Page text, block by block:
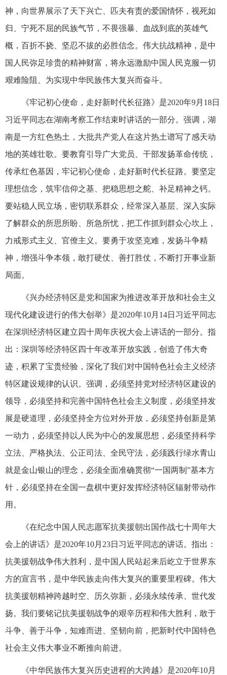
神，向世界展示了天下兴亡、匹夫有责的爱国情怀，视死如
归、宁死不屈的民族气节，不畏强暴、血战到底的英雄气
概，百折不挠、坚忍不拔的必胜信念。伟大抗战精神，是中
国人民弥足珍贵的精神财富，将永远激励中国人民克服一切
艰难险阻、为实现中华民族伟大复兴而奋斗。
《牢记初心使命，走好新时代长征路》是2020年9月18日
习近平同志在湖南考察工作结束时讲话的一部分。强调，湖
南是一方红色热土，大批共产党人在这片热土谱写了感天动
地的英雄壮歌。要教育引导广大党员、干部发扬革命传统，
传承红色基因，牢记初心使命，走好新时代长征路。要坚定
理想信念，筑牢信仰之基、把稳思想之舵、补足精神之钙。
要站稳人民立场，密切联系群众，经常深入基层、深入实际
了解群众的所思所盼、所急所忧，把工作抓到群众心坎上，
力戒形式主义、官僚主义。要勇于攻坚克难，发扬斗争精
神，增强斗争本领，敢打硬仗、善打胜仗，不断打开事业新
局面。
《兴办经济特区是党和国家为推进改革开放和社会主义
现代化建设进行的伟大创举》是2020年10月14日习近平同志
在深圳经济特区建立四十周年庆祝大会上讲话的一部分。指
出：深圳等经济特区四十年改革开放实践，创造了伟大奇
迹，积累了宝贵经验，深化了我们对中国特色社会主义经济
特区建设规律的认识。强调，必须坚持党对经济特区建设的
领导，必须坚持和完善中国特色社会主义制度，必须坚持发
展是硬道理，必须坚持全方位对外开放，必须坚持创新是第
一动力，必须坚持以人民为中心的发展思想，必须坚持科学
立法、严格执法、公正司法、全民守法，必须践行绿水青山
就是金山银山的理念，必须全面准确贯彻“一国两制”基本方
针，必须坚持在全国一盘棋中更好发挥经济特区辐射带动作
用。
《在纪念中国人民志愿军抗美援朝出国作战七十周年大
会上的讲话》是2020年10月23日习近平同志的讲话。指出：
抗美援朝战争伟大胜利，是中国人民站起来后屹立于世界东
方的宣言书，是中华民族走向伟大复兴的重要里程碑。伟大
抗美援朝精神跨越时空、历久弥新，必须永续传承、世代发
扬。我们要铭记抗美援朝战争的艰辛历程和伟大胜利，敢于
斗争、善于斗争，知难而进、坚韧向前，把新时代中国特色
社会主义伟大事业不断推向前进。
《中华民族伟大复兴历史进程的大跨越》是2020年10月